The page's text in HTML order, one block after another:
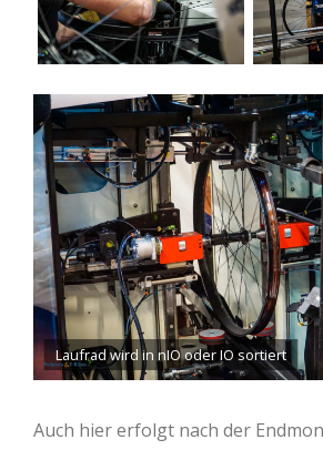
Laufrad wird in nIO oder IO sortiert
Auch hier erfolgt nach der